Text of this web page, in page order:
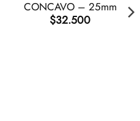
CONCAVO – 25mm
$32.500
se pueden elegir